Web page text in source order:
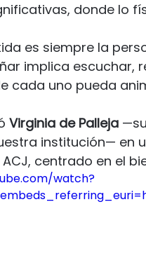
Teatro
Liderazgo
Udelar
donde lo
es siempre la
implica escuchar,
cada uno pueda
Virginia de Palleja
institución— en
centrado en el
watch?